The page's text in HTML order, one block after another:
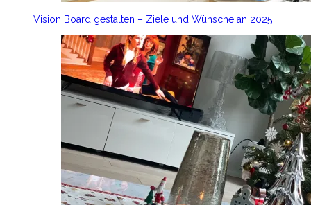
Vision Board gestalten – Ziele und Wünsche an 2025